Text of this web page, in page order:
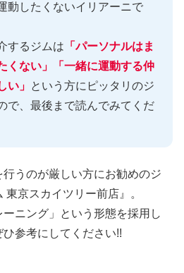
動したくないイリアーニで
するジムは 「パーソナルはま
くない」「一緒に運動する仲
い」 という方にピッタリのジ
で、最後まで読んでみてくだ
うのが厳しい方にお勧めのジ
東京スカイツリー前店』。
ーニング」という形態を採用し
参考にしてください!!